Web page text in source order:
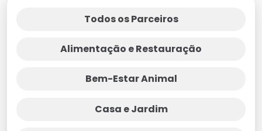
Todos os Parceiros
Alimentação e Restauração
Bem-Estar Animal
Casa e Jardim